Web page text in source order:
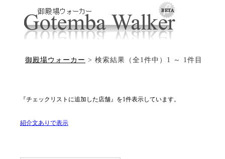
御殿場ウォーカー > 検索結果（全1件中）1 ～ 1件目
『チェックリストに追加した店舗』を1件表示しています。
紹介文ありで表示